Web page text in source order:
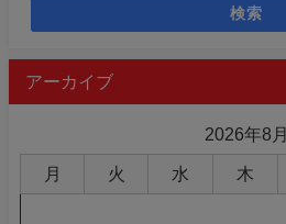
検索
アーカイブ
2026年8月
月 火 水 木